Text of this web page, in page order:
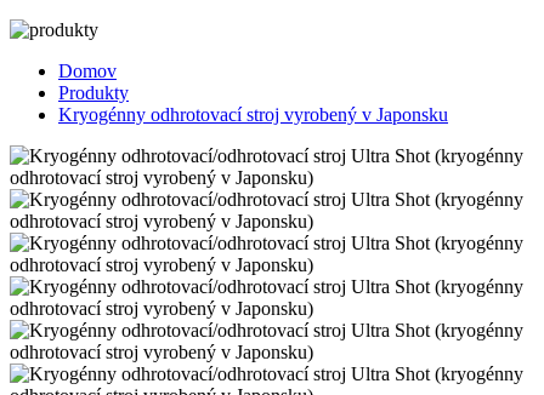
Domov
Produkty
Kryogénny odhrotovací stroj vyrobený v Japonsku